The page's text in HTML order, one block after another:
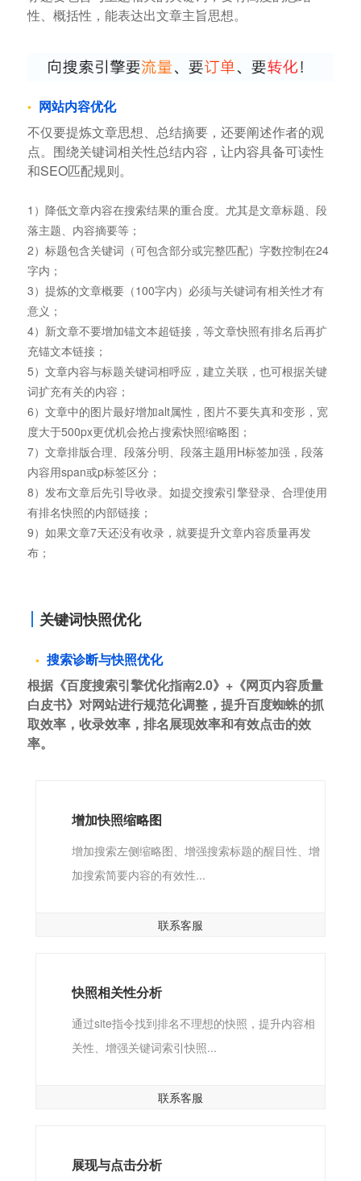
性、概括性，能表达出文章主旨思想。
网站内容优化
不仅要提炼文章思想、总结摘要，还要阐述作者的观
点。围绕关键词相关性总结内容，让内容具备可读性
和SEO匹配规则。
1）降低文章内容在搜索结果的重合度。尤其是文章标题、段
落主题、内容摘要等；
2）标题包含关键词（可包含部分或完整匹配）字数控制在24
字内；
3）提炼的文章概要（100字内）必须与关键词有相关性才有
意义；
4）新文章不要增加锚文本超链接，等文章快照有排名后再扩
充锚文本链接；
5）文章内容与标题关键词相呼应，建立关联，也可根据关键
词扩充有关的内容；
6）文章中的图片最好增加alt属性，图片不要失真和变形，宽
度大于500px更优机会抢占搜索快照缩略图；
7）文章排版合理、段落分明、段落主题用H标签加强，段落
内容用span或p标签区分；
8）发布文章后先引导收录。如提交搜索引擎登录、合理使用
有排名快照的内部链接；
9）如果文章7天还没有收录，就要提升文章内容质量再发
布；
关键词快照优化
搜索诊断与快照优化
根据《百度搜索引擎优化指南2.0》+《网页内容质量
白皮书》对网站进行规范化调整，提升百度蜘蛛的抓
取效率，收录效率，排名展现效率和有效点击的效
率。
增加快照缩略图
增加搜索左侧缩略图、增强搜索标题的醒目性、增
加搜索简要内容的有效性...
联系客服
快照相关性分析
通过site指令找到排名不理想的快照，提升内容相
关性、增强关键词索引快照...
联系客服
展现与点击分析